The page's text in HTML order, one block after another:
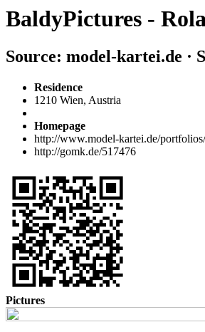
BaldyPictures -
Source: model-kartei.de ·
Residence
1210 Wien, Austria
Homepage
http://www.model-kartei.de/
http://gomk.de/517476
Pictures